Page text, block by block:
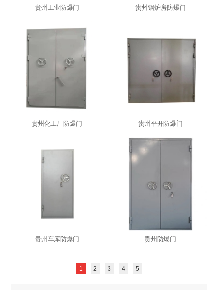
贵州工业防爆门 贵州锅炉房防爆门
贵州化工厂防爆门 贵州平开防爆门
贵州车库防爆门 贵州防爆门
1 2 3 4 5